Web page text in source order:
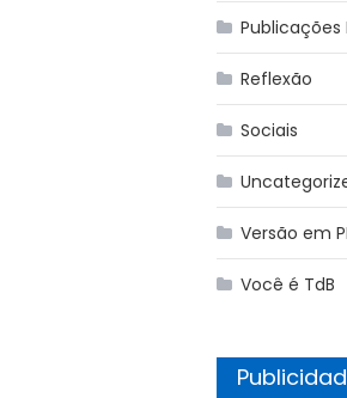
Publicações
Reflexão
Sociais
Versão em
Você é TdB